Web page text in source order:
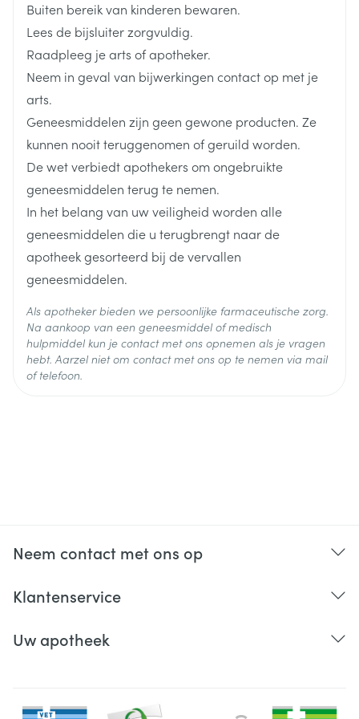
sommige vormen van kanker te behandelen) en
imidazole antischimmelmiddelen (geneesmiddelen
zoals clotrimazol en ketoconazol gebruikt om
schimmelziekten te behandelen), aangezien ze
kunnen interfereren met het metabolisme van
vitamine D.
De gelijktijdige inname van hoge doses vitamine D
en calcium (wat nodig kan zijn) verhoogt het risico
op een verhoogde calciumconcentratie in het bloed
(frequente biologische onderzoeken zijn vereist).
Plaspillen (thiazidediuretica zoals
bendroflumethiazide) aangezien ze de uitscheiding
van calcium in de urine kunnen verminderen.
Geneesmiddelen die gebruikt worden om obesitas
te behandelen (zoals orlistat) aangezien ze de
absorptie van vitamine D kunnen verminderen.
supplementen die vitamine D bevatten.
Lengte 105 mm
Diepte 21 mm
Actieve
Ingrediënten
Behoud Kamertemperatuur (15°C - 25°C)
Buiten bereik van kinderen bewaren.
Lees de bijsluiter zorgvuldig.
Raadpleeg je arts of apotheker.
Neem in geval van bijwerkingen contact op met je
arts.
Geneesmiddelen zijn geen gewone producten. Ze
kunnen nooit teruggenomen of geruild worden.
De wet verbiedt apothekers om ongebruikte
geneesmiddelen terug te nemen.
In het belang van uw veiligheid worden alle
geneesmiddelen die u terugbrengt naar de
apotheek gesorteerd bij de vervallen
geneesmiddelen.
Als apotheker bieden we persoonlijke farmaceutische zorg.
Na aankoop van een geneesmiddel of medisch
hulpmiddel kun je contact met ons opnemen als je vragen
hebt. Aarzel niet om contact met ons op te nemen via mail
of telefoon.
Neem contact met ons op
Klantenservice
Uw apotheek